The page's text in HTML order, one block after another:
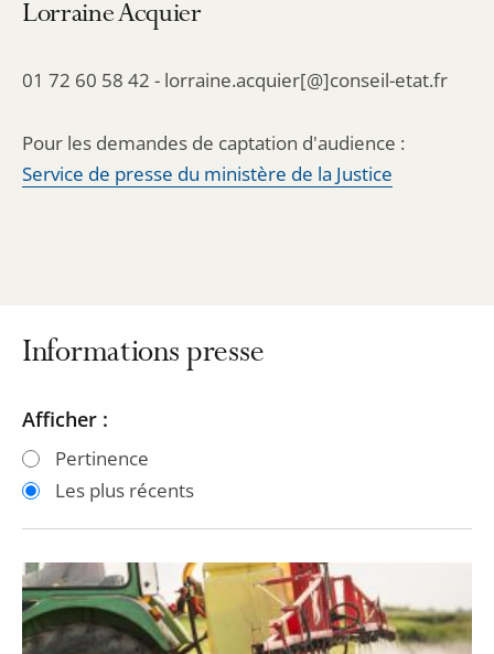
Lorraine Acquier
01 72 60 58 42 - lorraine.acquier[@]conseil-etat.fr
Pour les demandes de captation d'audience :
Service de presse du ministère de la Justice
Informations presse
Passer
les
filtres
après
Passer
les
filtres
avant
Afficher :
Pertinence
Les plus récents
Réglementation
de
l'usage